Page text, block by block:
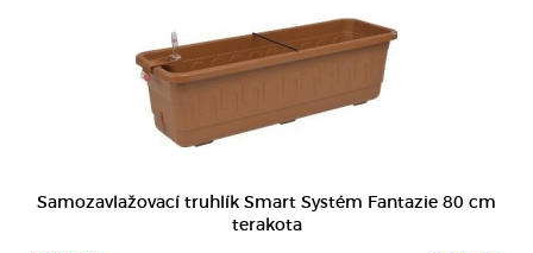
Samozavlažovací truhlík Smart Systém Fantazie 80 cm
terakota